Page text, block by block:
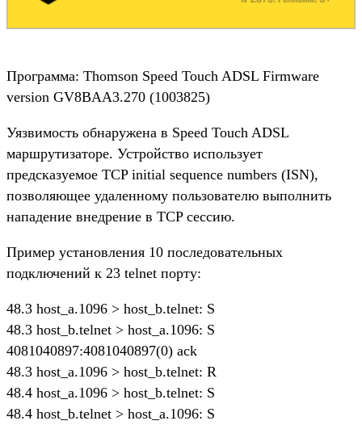
Программа: Thomson Speed Touch ADSL Firmware
version GV8BAA3.270 (1003825)
Уязвимость обнаружена в Speed Touch ADSL
маршрутизаторе. Устройство использует
предсказуемое TCP initial sequence numbers (ISN),
позволяющее удаленному пользователю выполнить
нападение внедрение в TCP сессию.
Пример установления 10 последовательных
подключений к 23 telnet порту:
48.3 host_a.1096 > host_b.telnet: S
48.3 host_b.telnet > host_a.1096: S
4081040897:4081040897(0) ack
48.3 host_a.1096 > host_b.telnet: R
48.4 host_a.1096 > host_b.telnet: S
48.4 host_b.telnet > host_a.1096: S